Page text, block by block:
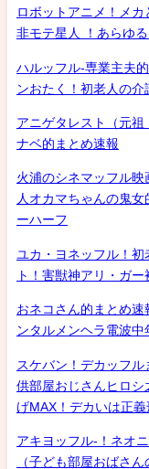
ロボットアニメ！メカ
非モテ星人 ！あらゆ
ハルッフル-専業主夫
ンおたく！初老人の
アニゲタレスト（元
ナベ的まとめ速報
火浦のシネマッフル
人オカマちゃんの鬼
ーハーフ
ユカ・ヨネッフル！
ト！害獣神アリ・ガ
おネコさん的まとめ
ンタルメンヘラ電波
スケバン！デカッフ
供部屋おじさんヒロシ
げMAX！デカいは正
アキヨッフル-！ネオ
（子ども部屋おばさ